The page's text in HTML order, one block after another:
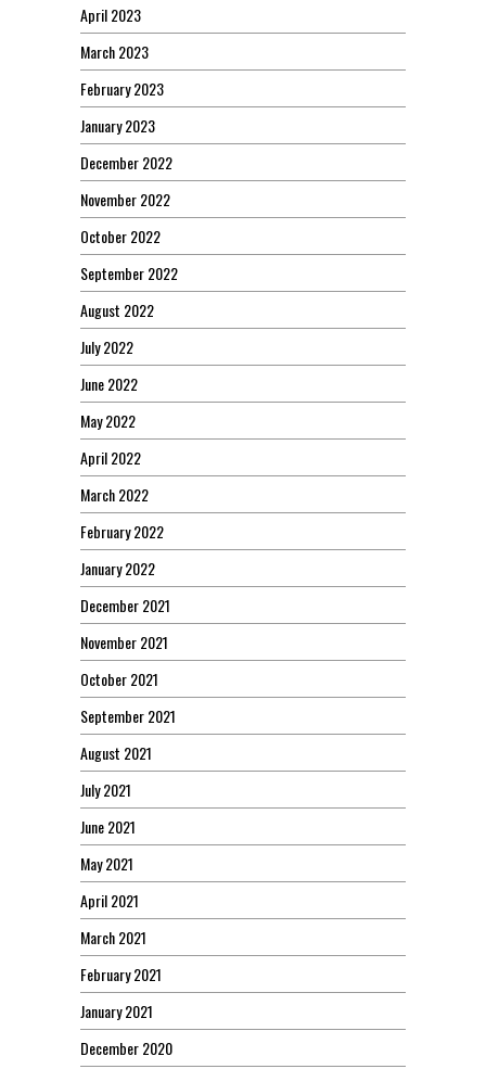
April 2023
March 2023
February 2023
January 2023
December 2022
November 2022
October 2022
September 2022
August 2022
July 2022
June 2022
May 2022
April 2022
March 2022
February 2022
January 2022
December 2021
November 2021
October 2021
September 2021
August 2021
July 2021
June 2021
May 2021
April 2021
March 2021
February 2021
January 2021
December 2020